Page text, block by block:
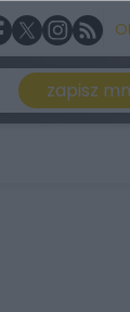
zapisz